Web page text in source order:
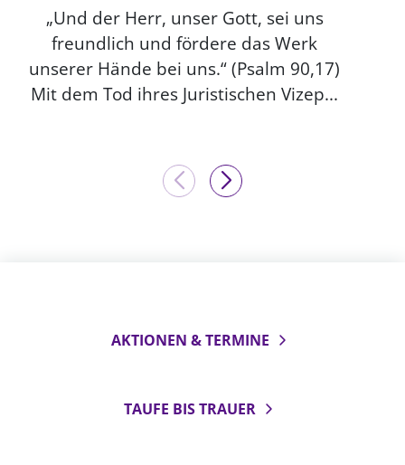
„Und der Herr, unser Gott, sei uns
freundlich und fördere das Werk
unserer Hände bei uns.“ (Psalm 90,17)
Mit dem Tod ihres Juristischen Vizep...
AKTIONEN & TERMINE
TAUFE BIS TRAUER